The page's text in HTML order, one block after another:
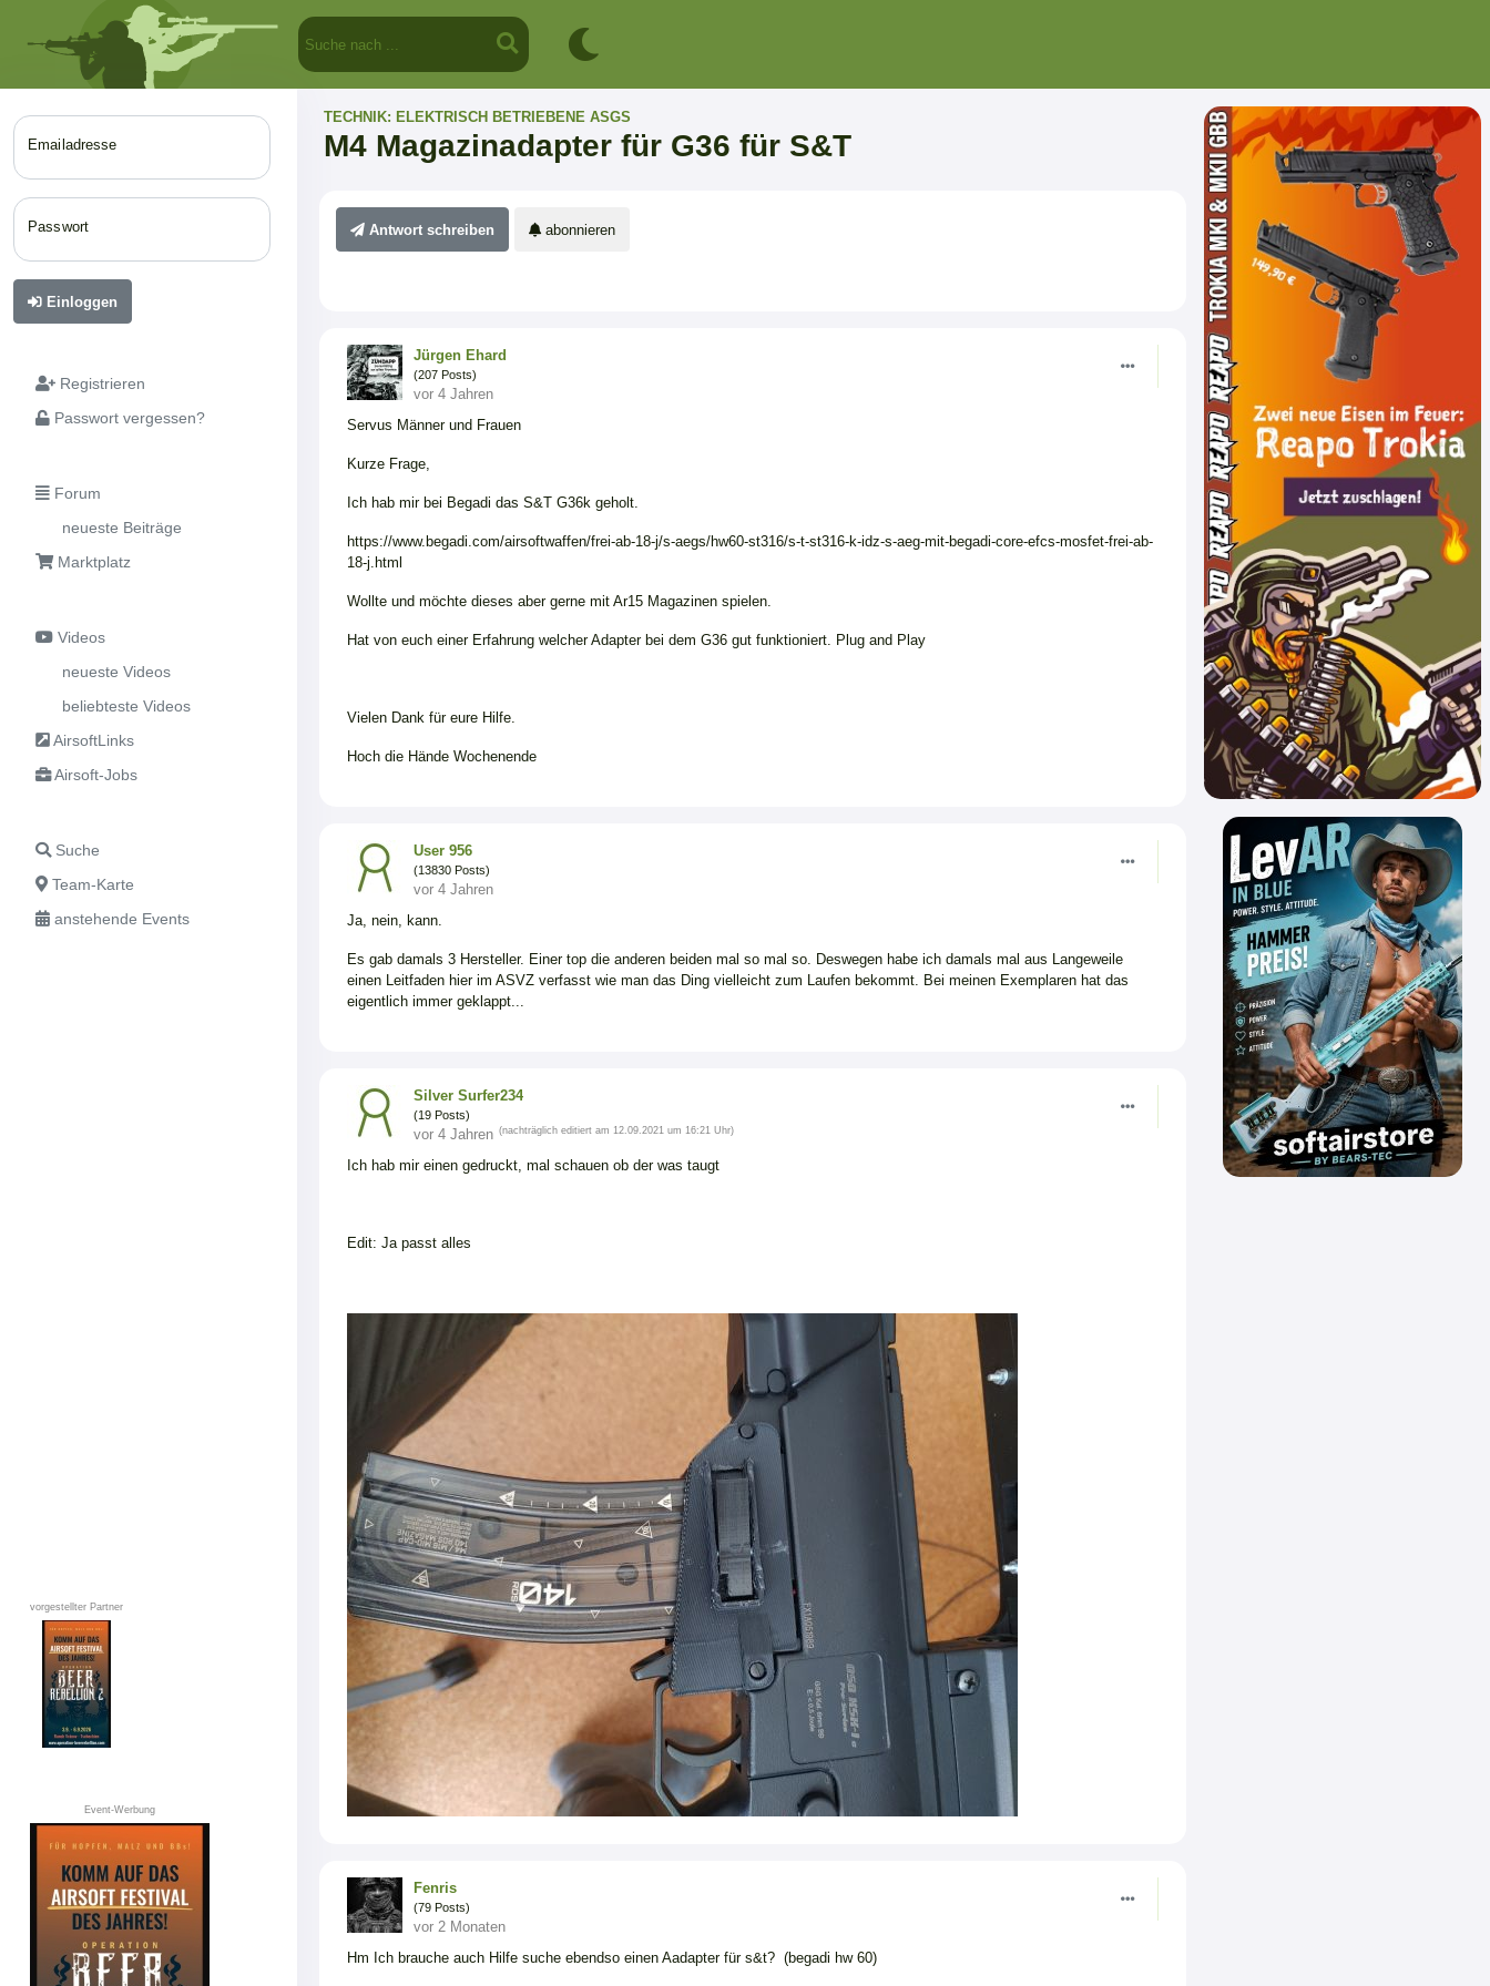
Emailadresse
Passwort
Einloggen
Registrieren
Passwort vergessen?
Forum
neueste Beiträge
Marktplatz
Videos
neueste Videos
beliebteste Videos
AirsoftLinks
Airsoft-Jobs
Suche
Team-Karte
anstehende Events
vorgestellter Partner
Event-Werbung
TECHNIK: ELEKTRISCH BETRIEBENE ASGS
M4 Magazinadapter für G36 für S&T
Antwort schreiben abonnieren
Jürgen Ehard
(207 Posts)
vor 4 Jahren
Servus Männer und Frauen
Kurze Frage,
Ich hab mir bei Begadi das S&T G36k geholt.
https://www.begadi.com/airsoftwaffen/frei-ab-18-j/s-aegs/hw60-st316/s-t-st316-k-idz-s-aeg-mit-begadi-core-efcs-mosfet-frei-ab-
18-j.html
Wollte und möchte dieses aber gerne mit Ar15 Magazinen spielen.
Hat von euch einer Erfahrung welcher Adapter bei dem G36 gut funktioniert. Plug and Play
Vielen Dank für eure Hilfe.
Hoch die Hände Wochenende
User 956
(13830 Posts)
vor 4 Jahren
Ja, nein, kann.
Es gab damals 3 Hersteller. Einer top die anderen beiden mal so mal so. Deswegen habe ich damals mal aus Langeweile
einen Leitfaden hier im ASVZ verfasst wie man das Ding vielleicht zum Laufen bekommt. Bei meinen Exemplaren hat das
eigentlich immer geklappt...
Silver Surfer234
(19 Posts)
vor 4 Jahren (nachträglich editiert am 12.09.2021 um 16:21 Uhr)
Ich hab mir einen gedruckt, mal schauen ob der was taugt
Edit: Ja passt alles
Fenris
(79 Posts)
vor 2 Monaten
Hm Ich brauche auch Hilfe suche ebendso einen Aadapter für s&t? (begadi hw 60)